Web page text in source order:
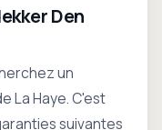
Den
un
La Haye. C'est
suivantes